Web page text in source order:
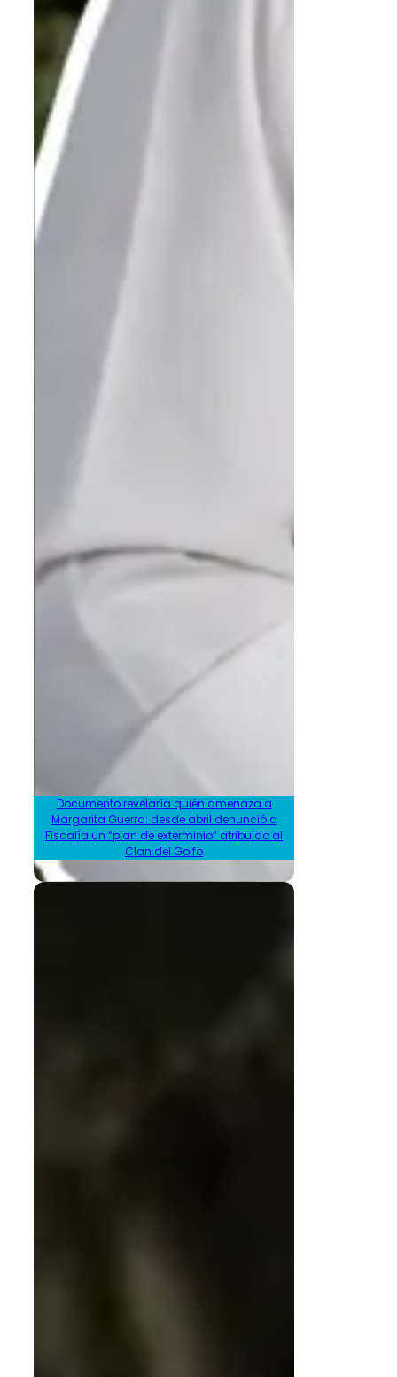
Documento revelaría quién amenaza a
Margarita Guerra: desde abril denunció a
Fiscalía un “plan de exterminio” atribuido al
Clan del Golfo